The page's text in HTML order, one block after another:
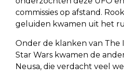
commissies op afstand.
geluiden kwamen uit het
Onder de klanken van The
Star Wars kwamen de
Neusa, die verdacht veel